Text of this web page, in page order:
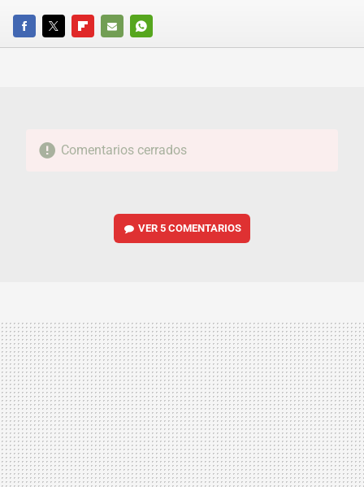
FACEBOOKTWITTERFLIPBOARD
E-
WHATSAPP
Comentarios cerrados
VER5 COMENTARIOS